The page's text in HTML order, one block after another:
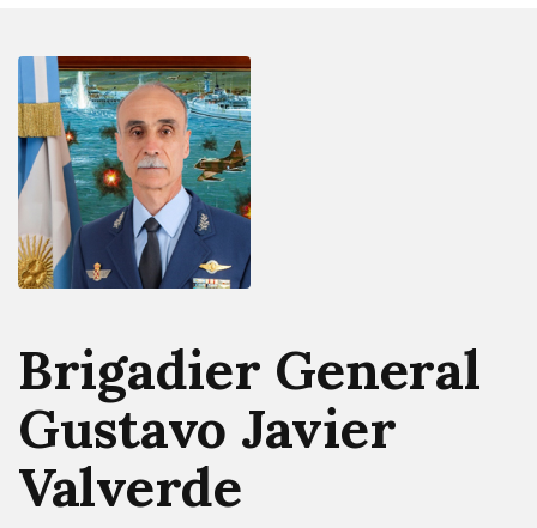
Brigadier General
Gustavo Javier
Valverde